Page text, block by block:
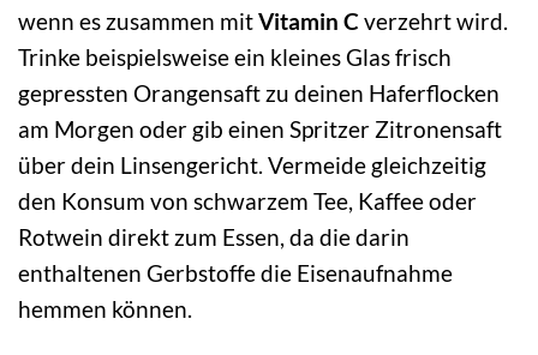
wenn es zusammen mitVitamin C verzehrt wird.
Trinke beispielsweise ein kleines Glas frisch
gepressten Orangensaft zu deinen Haferflocken
am Morgen oder gib einen Spritzer Zitronensaft
über dein Linsengericht. Vermeide gleichzeitig
den Konsum von schwarzem Tee, Kaffee oder
Rotwein direkt zum Essen, da die darin
enthaltenen Gerbstoffe die Eisenaufnahme
hemmen können.